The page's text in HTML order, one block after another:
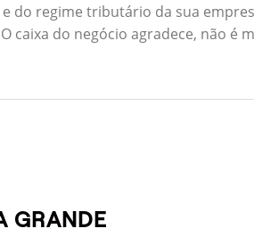
do regime tributário da sua
caixa do negócio agradece, não é
GRANDE